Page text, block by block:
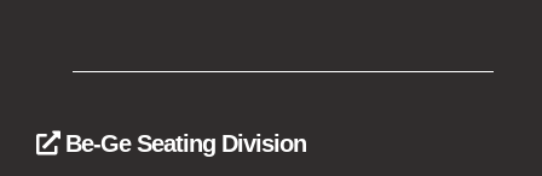
Be-Ge Seating Division